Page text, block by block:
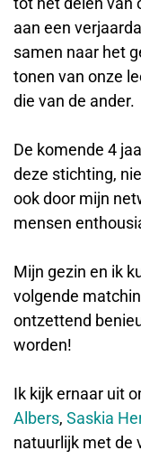
aan een
samen naar het
tonen van onze
die van de ander.
De komende 4
deze stichting,
ook door mijn
mensen
Mijn gezin en ik
volgende
ontzettend
worden!
Ik kijk ernaar uit
Albers, Saskia
natuurlijk met de